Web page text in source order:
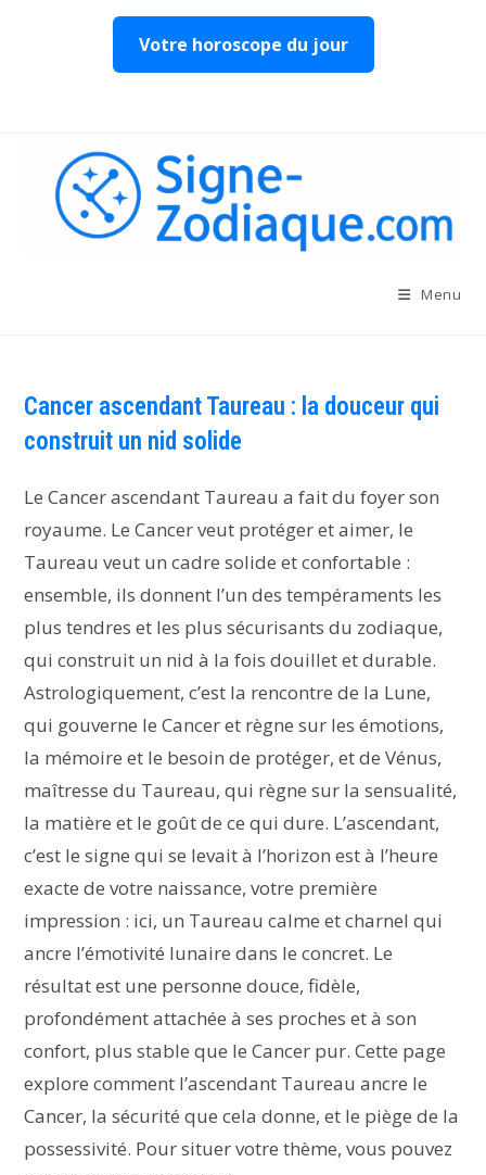
Votre horoscope du jour
Menu
Cancer ascendant Taureau : la douceur qui
construit un nid solide
Le Cancer ascendant Taureau a fait du foyer son
royaume. Le Cancer veut protéger et aimer, le
Taureau veut un cadre solide et confortable :
ensemble, ils donnent l’un des tempéraments les
plus tendres et les plus sécurisants du zodiaque,
qui construit un nid à la fois douillet et durable.
Astrologiquement, c’est la rencontre de la Lune,
qui gouverne le Cancer et règne sur les émotions,
la mémoire et le besoin de protéger, et de Vénus,
maîtresse du Taureau, qui règne sur la sensualité,
la matière et le goût de ce qui dure. L’ascendant,
c’est le signe qui se levait à l’horizon est à l’heure
exacte de votre naissance, votre première
impression : ici, un Taureau calme et charnel qui
ancre l’émotivité lunaire dans le concret. Le
résultat est une personne douce, fidèle,
profondément attachée à ses proches et à son
confort, plus stable que le Cancer pur. Cette page
explore comment l’ascendant Taureau ancre le
Cancer, la sécurité que cela donne, et le piège de la
possessivité. Pour situer votre thème, vous pouvez